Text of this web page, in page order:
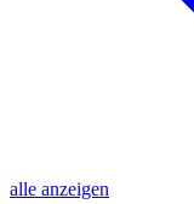
alle anzeigen